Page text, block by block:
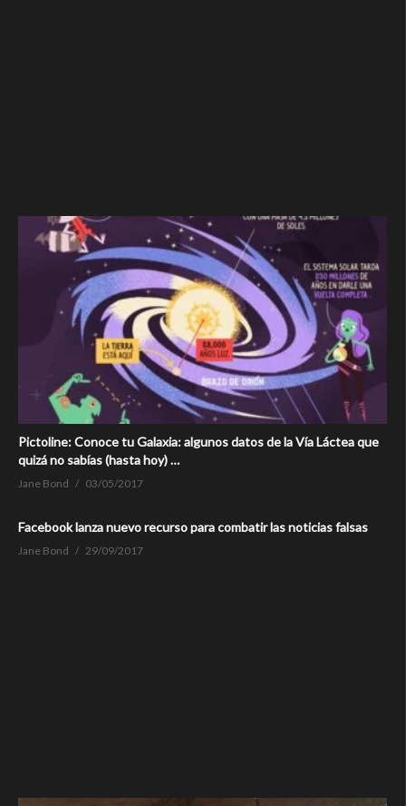
Pictoline: Conoce tu Galaxia: algunos datos de la Vía Láctea que
quizá no sabías (hasta hoy) …
Jane Bond 03/05/2017
Facebook lanza nuevo recurso para combatir las noticias falsas
Jane Bond 29/09/2017